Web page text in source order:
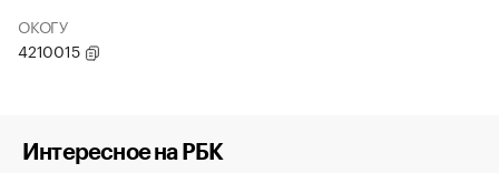
ОКОГУ
4210015
Интересное на РБК